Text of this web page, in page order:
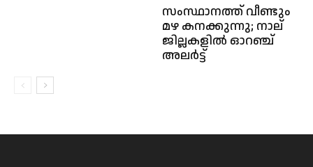
സംസ്ഥാനത്ത് വീണ്ടും
മഴ കനക്കുന്നു; നാല്
ജില്ലകളിൽ ഓറഞ്ച്
അലർട്ട്